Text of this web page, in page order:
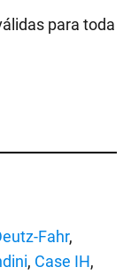
para toda
Fahr,
, Case IH,